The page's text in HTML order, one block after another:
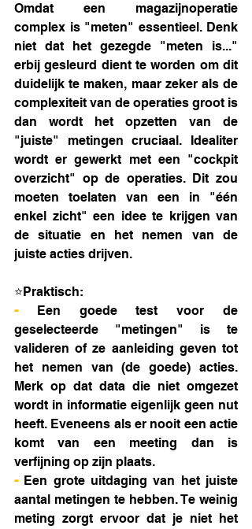
Omdat een magazijnoperatie
complex is "meten" essentieel. Denk
niet dat het gezegde "meten is..."
erbij gesleurd dient te worden om dit
duidelijk te maken, maar zeker als de
complexiteit van de operaties groot is
dan wordt het opzetten van de
"juiste" metingen cruciaal. Idealiter
wordt er gewerkt met een "cockpit
overzicht" op de operaties. Dit zou
moeten toelaten van een in "één
enkel zicht" een idee te krijgen van
de situatie en het nemen van de
juiste acties drijven.
⭐Praktisch:
- Een goede test voor de
geselecteerde "metingen" is te
valideren of ze aanleiding geven tot
het nemen van (de goede) acties.
Merk op dat data die niet omgezet
wordt in informatie eigenlijk geen nut
heeft. Eveneens als er nooit een actie
komt van een meeting dan is
verfijning op zijn plaats.
- Een grote uitdaging van het juiste
aantal metingen te hebben. Te weinig
meting zorgt ervoor dat je niet het